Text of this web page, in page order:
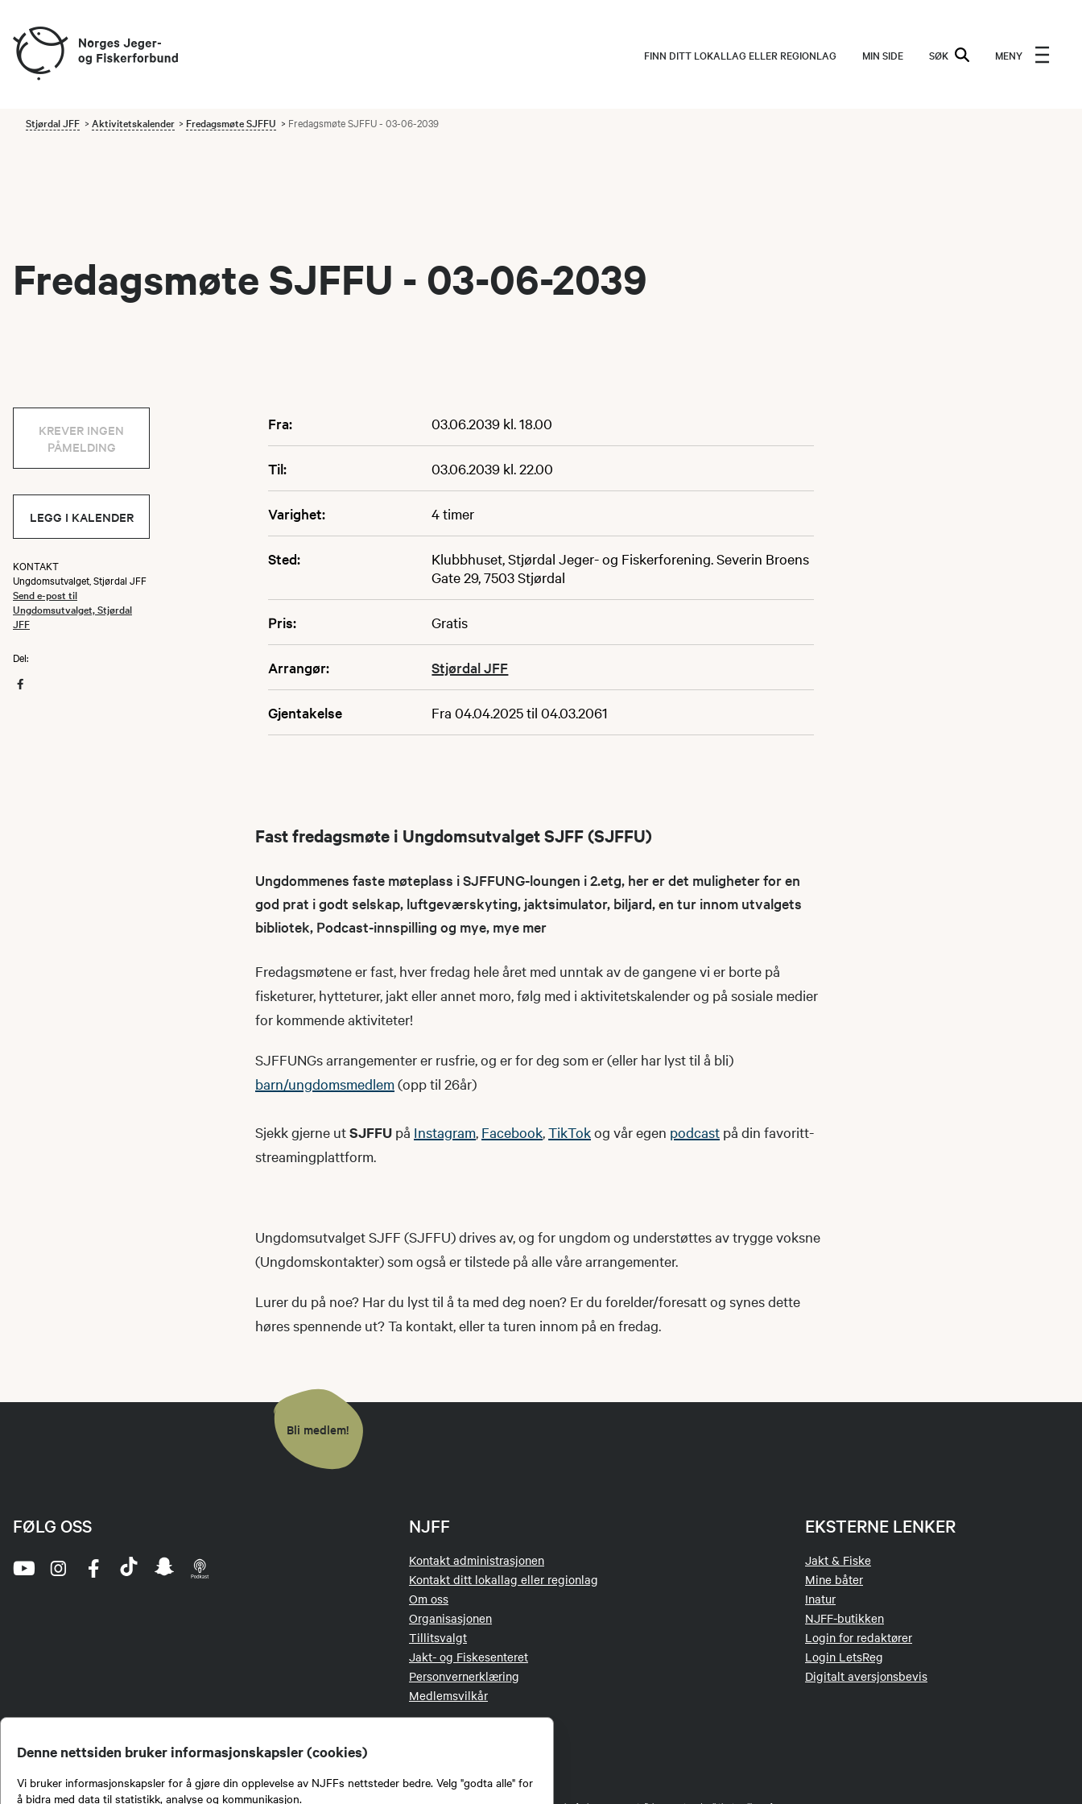
Denne nettsiden bruker informasjonskapsler (cookies)
Vi bruker informasjonskapsler for å gjøre din opplevelse av NJFFs nettsteder bedre. Velg "godta alle" for
å bidra med data til statistikk, analyse og kommunikasjon.
FINN DITT LOKALLAG ELLER REGIONLAG MIN SIDE SØK MENY
Stjørdal JFF Aktivitetskalender Fredagsmøte SJFFU Fredagsmøte SJFFU - 03-06-2039
Fredagsmøte SJFFU - 03-06-2039
Fra: 03.06.2039 kl. 18.00
Til: 03.06.2039 kl. 22.00
Varighet: 4 timer
Sted:
Klubbhuset, Stjørdal Jeger- og Fiskerforening. Severin Broens
Gate 29, 7503 Stjørdal
Pris: Gratis
Arrangør: Stjørdal JFF
Gjentakelse Fra 04.04.2025 til 04.03.2061
KREVER INGEN
PÅMELDING
LEGG I KALENDER
KONTAKT
Ungdomsutvalget, Stjørdal JFF
Send e-post til
Ungdomsutvalget, Stjørdal
JFF
Del:
Fast fredagsmøte i Ungdomsutvalget SJFF (SJFFU)
Ungdommenes faste møteplass i SJFFUNG-loungen i 2.etg, her er det muligheter for en
god prat i godt selskap, luftgeværskyting, jaktsimulator, biljard, en tur innom utvalgets
bibliotek, Podcast-innspilling og mye, mye mer
Fredagsmøtene er fast, hver fredag hele året med unntak av de gangene vi er borte på
fisketurer, hytteturer, jakt eller annet moro, følg med i aktivitetskalender og på sosiale medier
for kommende aktiviteter!
SJFFUNGs arrangementer er rusfrie, og er for deg som er (eller har lyst til å bli)
barn/ungdomsmedlem(opp til 26år)
Sjekk gjerne utSJFFU på Instagram, Facebook,TikTokog vår egen podcast på din favoritt-
streamingplattform.
Ungdomsutvalget SJFF (SJFFU) drives av, og for ungdom og understøttes av trygge voksne
(Ungdomskontakter) som også er tilstede på alle våre arrangementer.
Lurer du på noe? Har du lyst til å ta med deg noen? Er du forelder/foresatt og synes dette
høres spennende ut? Ta kontakt, eller ta turen innom på en fredag.
Bli medlem!
NJFF
Kontakt administrasjonen
Kontakt ditt lokallag eller regionlag
Om oss
Organisasjonen
Tillitsvalgt
Jakt- og Fiskesenteret
Personvernerklæring
Medlemsvilkår
EKSTERNE LENKER
Jakt & Fiske
Mine båter
Inatur
NJFF-butikken
Login for redaktører
Login LetsReg
Digitalt aversjonsbevis
FØLG OSS